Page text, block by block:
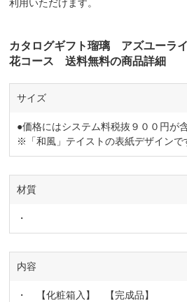
利用いただけます。
カタログギフト瑠璃 アズユーラ
花コース 送料無料の商品詳細
サイズ
●価格にはシステム料税抜９００円が
※「和風」テイストの表紙デザインで
材質
・
内容
・ 【化粧箱入】 【完成品】